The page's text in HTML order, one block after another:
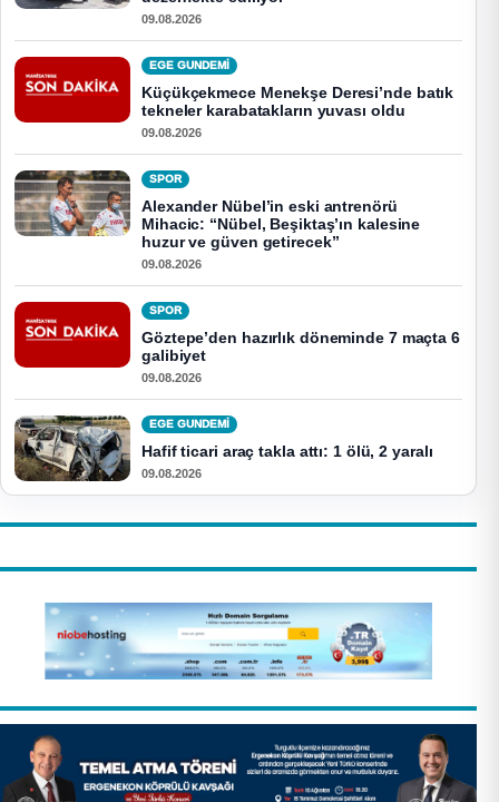
09.08.2026
EGE GUNDEMİ
Küçükçekmece Menekşe Deresi’nde batık
tekneler karabatakların yuvası oldu
09.08.2026
SPOR
Alexander Nübel’in eski antrenörü
Mihacic: “Nübel, Beşiktaş’ın kalesine
huzur ve güven getirecek”
09.08.2026
SPOR
Göztepe’den hazırlık döneminde 7 maçta 6
galibiyet
09.08.2026
EGE GUNDEMİ
Hafif ticari araç takla attı: 1 ölü, 2 yaralı
09.08.2026